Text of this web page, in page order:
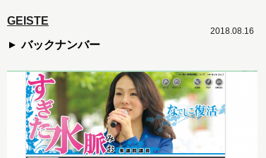
GEISTE
バックナンバー
2018.08.16